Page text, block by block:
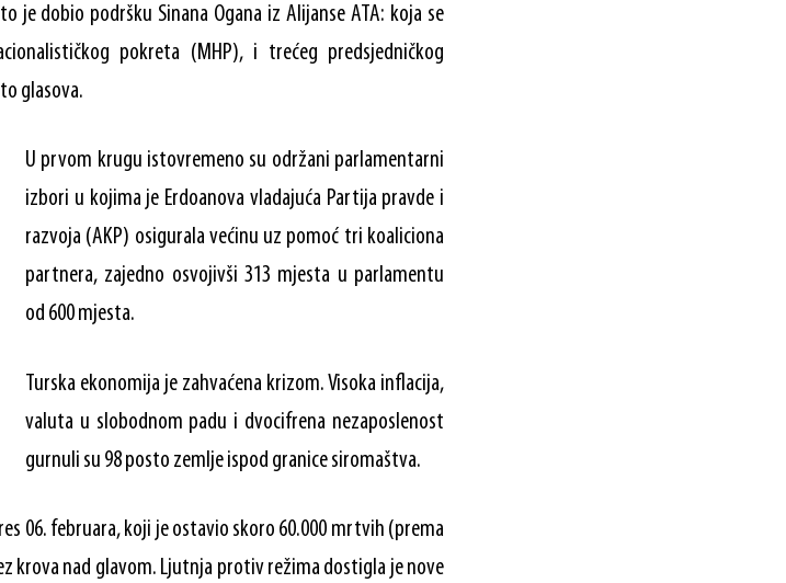
je dobio podršku Sinana Ogana iz Alijanse ATA: koja se
pokreta (MHP), i trećeg predsjedničkog
glasova.
U prvom krugu istovremeno su održani parlamentarni
izbori u kojima je Erdoanova vladajuća Partija pravde i
razvoja (AKP) osigurala većinu uz pomoć tri koaliciona
partnera, zajedno osvojivši 313 mjesta u parlamentu
od 600 mjesta.
Turska ekonomija je zahvaćena krizom. Visoka inflacija,
valuta u slobodnom padu i dvocifrena nezaposlenost
gurnuli su 98 posto zemlje ispod granice siromaštva.
06. februara, koji je ostavio skoro 60.000 mrtvih (prema
krova nad glavom. Ljutnja protiv režima dostigla je nove